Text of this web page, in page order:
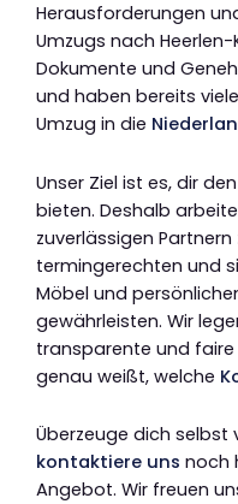
Herausforderungen
Umzugs nach Heerlen-
Dokumente und
und haben bereits
Umzug in die
Unser Ziel ist es, dir
bieten. Deshalb
zuverlässigen
termingerechten und
Möbel und
gewährleisten. Wir
transparente und
genau weißt, welche
Überzeuge dich selbst
kontaktiere uns noch
Angebot. Wir freuen